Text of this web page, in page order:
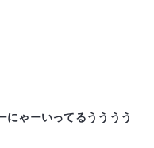
にゃーいってるうううう